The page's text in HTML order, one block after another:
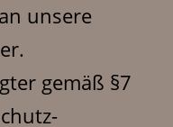
unsere
gemäß §7